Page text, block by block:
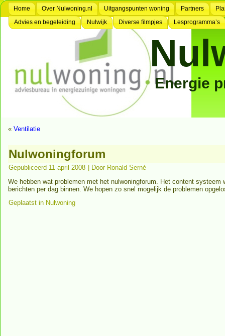
Home Over Nulwoning.nl Uitgangspunten woning Partners
Advies en begeleiding
Nulwijk Diverse filmpjes Lesprogramma’s
Energie
« Ventilatie
Nulwoningforum
Gepubliceerd 11 april 2008 Door Ronald Serné
We hebben wat problemen met het nulwoningforum. Het content systeem
berichten per dag binnen. We hopen zo snel mogelijk de problemen
Geplaatst in Nulwoning